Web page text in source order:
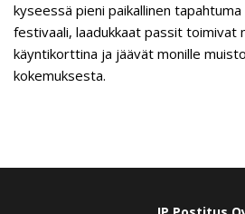
kyseessä pieni paikallinen
festivaali, laadukkaat passit toimivat
käyntikorttina ja jäävät monille
kokemuksesta.